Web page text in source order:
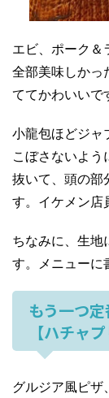
エビ、ポーク＆
全部美味しかっ
ててかわいいで
小龍包ほどジャ
こぼさないよう
抜いて、頭の部
す。イケメン店
ちなみに、生地
す。メニューに
もう一つ
【ハチャプ
グルジア風ピザ